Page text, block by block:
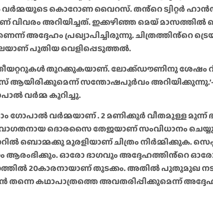
കൊറോണ വൈറസ്. തൻ്റെ ട്വിറ്റർ
അറിയിച്ചത്. ഇക്കഴിഞ്ഞ മെയ് മാസത്തിൽ
അദ്ദേഹം പ്രഖ്യാപിച്ചിരുന്നു. ചിത്രത്തിൻ്റെ
പുതിയ വെളിപ്പെടുത്തൽ.
തുറക്കുകയാണ്. ലോക്ക്ഡൗണിനു ശേഷം
സന്തോഷപൂർവം അറിയിക്കുന്നു.’-
വർമ്മ കുറിച്ചു.
ഗോപാൽ വർമ്മയാണ് . 2 മണിക്കൂർ വീതമുള്ള മൂന്ന്
ദൊരസൈ തേജയാണ് സംവിധാനം
ബൊമ്മക്കു മുരളിയാണ് ചിത്രം നിർമ്മിക്കുക.
ആരംഭിക്കും. ഓരോ ഭാഗവും അദ്ദേഹത്തിൻ്റെ
20കാരനായാണ് തുടക്കം. അതിൽ പുതുമുഖ
കഥാപാത്രത്തെ അവതരിപ്പിക്കുമെന്ന്